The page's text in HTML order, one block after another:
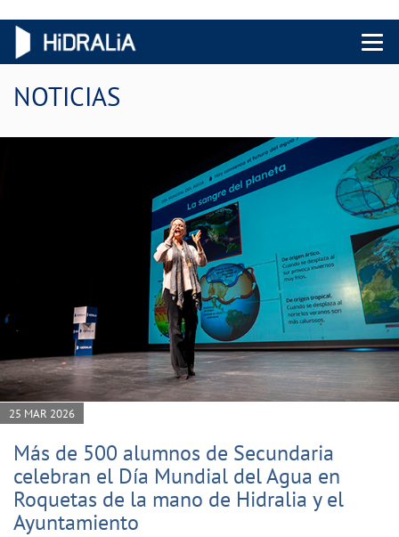
Menu
NOTICIAS
25 MAR 2026
Más de 500 alumnos de Secundaria
celebran el Día Mundial del Agua en
Roquetas de la mano de Hidralia y el
Ayuntamiento